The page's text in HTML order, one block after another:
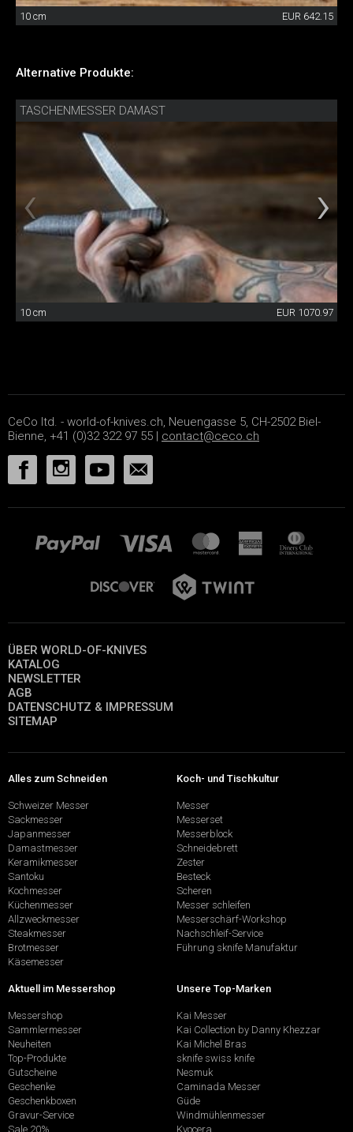
10 cm EUR 642.15
Alternative Produkte:
TASCHENMESSER DAMAST
10 cm EUR 1070.97
CeCo ltd. - world-of-knives.ch, Neuengasse 5, CH-2502 Biel-
Bienne, +41 (0)32 322 97 55 | contact@ceco.ch
ÜBER WORLD-OF-KNIVES
KATALOG
NEWSLETTER
AGB
DATENSCHUTZ & IMPRESSUM
SITEMAP
Alles zum Schneiden
Schweizer Messer
Sackmesser
Japanmesser
Damastmesser
Keramikmesser
Santoku
Kochmesser
Küchenmesser
Allzweckmesser
Steakmesser
Brotmesser
Käsemesser
Koch- und Tischkultur
Messer
Messerset
Messerblock
Schneidebrett
Zester
Besteck
Scheren
Messer schleifen
Messerschärf-Workshop
Nachschleif-Service
Führung sknife Manufaktur
Aktuell im Messershop
Messershop
Sammlermesser
Neuheiten
Top-Produkte
Gutscheine
Geschenke
Geschenkboxen
Gravur-Service
Sale 20%
Unsere Top-Marken
Kai Messer
Kai Collection by Danny Khezzar
Kai Michel Bras
sknife swiss knife
Nesmuk
Caminada Messer
Güde
Windmühlenmesser
Kyocera